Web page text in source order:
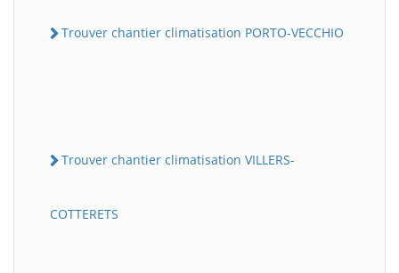
Trouver chantier climatisation PORTO-VECCHIO
Trouver chantier climatisation VILLERS-
COTTERETS